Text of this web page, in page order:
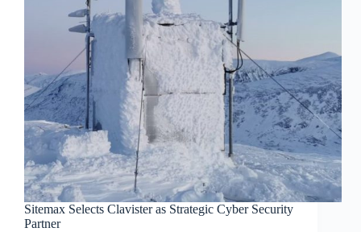
Sitemax Selects Clavister as Strategic Cyber Security
Partner